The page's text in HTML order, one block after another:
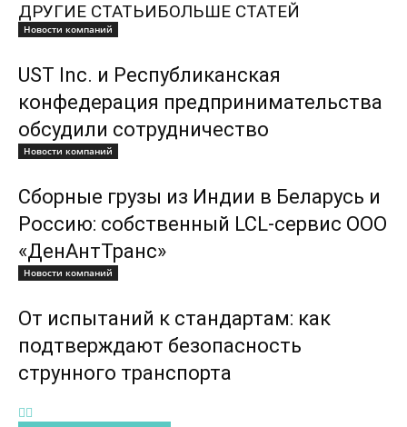
ДРУГИЕ СТАТЬИБОЛЬШЕ СТАТЕЙ
Новости компаний
UST Inc. и Республиканская
конфедерация предпринимательства
обсудили сотрудничество
Новости компаний
Сборные грузы из Индии в Беларусь и
Россию: собственный LCL-сервис ООО
«ДенАнтТранс»
Новости компаний
От испытаний к стандартам: как
подтверждают безопасность
струнного транспорта